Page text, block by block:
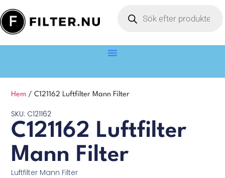
Hem / C121162 Luftfilter Mann Filter
SKU: C121162
C121162 Luftfilter
Mann Filter
Luftfilter Mann Filter